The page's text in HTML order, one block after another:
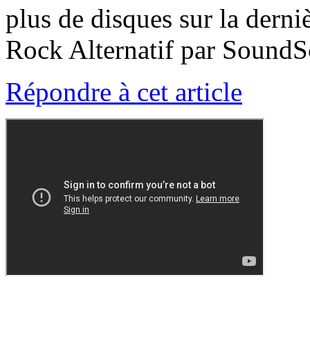
plus de disques sur la
Rock Alternatif par
Répondre à cet article